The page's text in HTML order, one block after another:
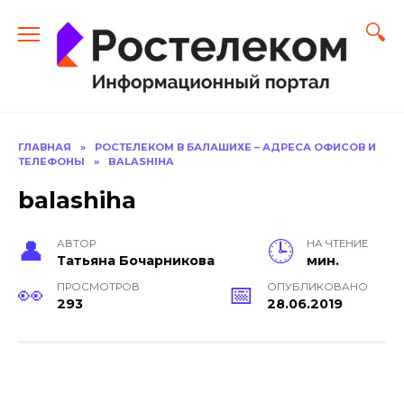
содержанию
ГЛАВНАЯ »
РОСТЕЛЕКОМ В БАЛАШИХЕ – АДРЕСА ОФИСОВ И
ТЕЛЕФОНЫ
» BALASHIHA
balashiha
АВТОР
Тать­яна Бо­чар­ни­кова
НА ЧТЕНИЕ
мин.
ПРОСМОТРОВ
293
ОПУБЛИКОВАНО
28.06.2019